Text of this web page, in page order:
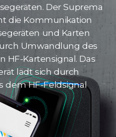
Der Suprema
die Kommunikation
und Karten
Umwandlung des
HF-Kartensignal. Das
lädt sich durch
dem HF-Feldsignal